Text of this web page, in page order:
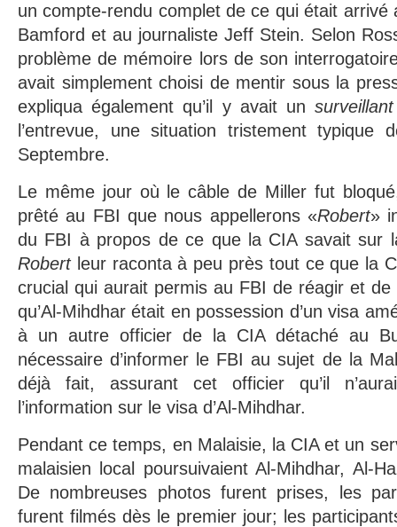
un compte-rendu complet de ce qui était arrivé
Bamford et au journaliste Jeff Stein. Selon
problème de mémoire lors de son
avait simplement choisi de mentir sous la
expliqua également qu’il y avait un
l’entrevue, une situation tristement typique
Septembre.
Le même jour où le câble de Miller fut
prêté au FBI que nous appellerons «Robert»
du FBI à propos de ce que la CIA savait sur
Robert leur raconta à peu près tout ce que la
crucial qui aurait permis au FBI de réagir et
qu’Al-Mihdhar était en possession d’un visa
à un autre officier de la CIA détaché au
nécessaire d’informer le FBI au sujet de la
déjà fait, assurant cet officier qu’il
l’information sur le visa d’Al-Mihdhar.
Pendant ce temps, en Malaisie, la CIA et un
malaisien local poursuivaient Al-Mihdhar, Al-
De nombreuses photos furent prises, les
furent filmés dès le premier jour; les